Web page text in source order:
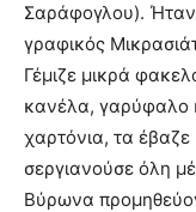
Σαράφογλου).
γραφικός
Γέμιζε μικρά
κανέλα, γαρύφαλο
χαρτόνια, τα έβαζε
σεργιανούσε όλη
Βύρωνα